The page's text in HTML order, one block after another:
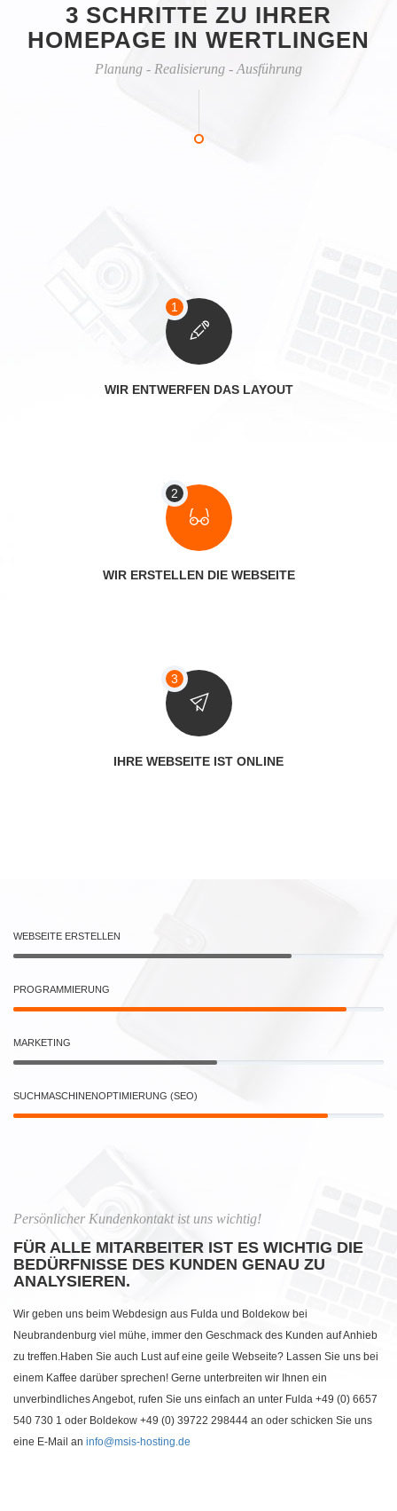
3 SCHRITTE ZU IHRER
HOMEPAGE IN WERTLINGEN
Planung - Realisierung - Ausführung
WIR ENTWERFEN DAS LAYOUT
WIR ERSTELLEN DIE WEBSEITE
IHRE WEBSEITE IST ONLINE
WEBSEITE ERSTELLEN
PROGRAMMIERUNG
MARKETING
SUCHMASCHINENOPTIMIERUNG (SEO)
Persönlicher Kundenkontakt ist uns wichtig!
FÜR ALLE MITARBEITER IST ES WICHTIG DIE
BEDÜRFNISSE DES KUNDEN GENAU ZU
ANALYSIEREN.
Wir geben uns beim Webdesign aus Fulda und Boldekow bei
Neubrandenburg viel mühe, immer den Geschmack des Kunden auf Anhieb
zu treffen.Haben Sie auch Lust auf eine geile Webseite? Lassen Sie uns bei
einem Kaffee darüber sprechen! Gerne unterbreiten wir Ihnen ein
unverbindliches Angebot, rufen Sie uns einfach an unter Fulda +49 (0) 6657
540 730 1 oder Boldekow +49 (0) 39722 298444 an oder schicken Sie uns
eine E-Mail an info@msis-hosting.de